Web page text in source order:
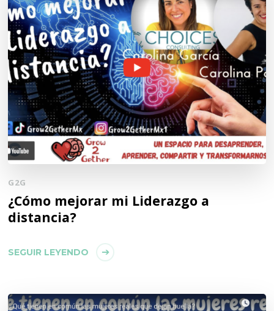
G2G
¿Cómo mejorar mi Liderazgo a
distancia?
SEGUIR LEYENDO